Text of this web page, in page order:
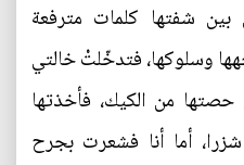
شفتها كلمات مترفعة
وسلوكها، فتدخّلتْ خالتي
من الكيك، فأخذتها
أما أنا فشعرت بجرح